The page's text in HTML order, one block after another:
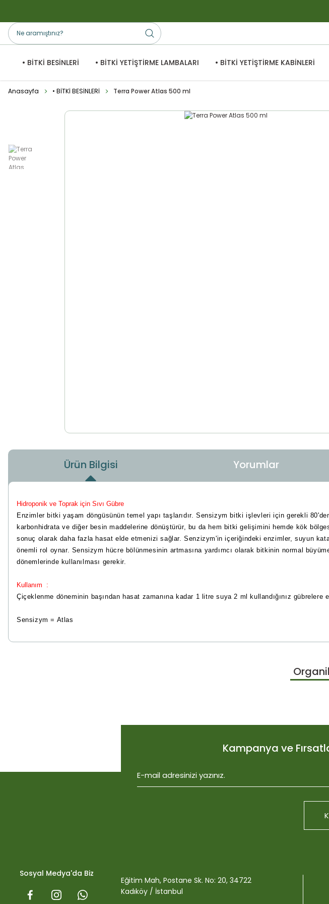
• BİTKİ BESİNLERİ • BİTKİ YETİŞTİRME LAMBALARI • BİTKİ YETİŞTİRME KABİNLERİ
Anasayfa • BİTKİ BESİNLERİ Terra Power Atlas 500 ml
Ürün Bilgisi Yorumlar
Hidroponik ve Toprak için Sıvı Gübre
Enzimler bitki yaşam döngüsünün temel yapı taşlarıdır. Sensizym bitki işlevleri için gerekli
karbonhidrata ve diğer besin maddelerine dönüştürür, bu da hem bitki gelişimini hemde kök
sonuç olarak daha fazla hasat elde etmenizi sağlar. Senzizym'in içeriğindeki enzimler, suyun
önemli rol oynar. Sensizym hücre bölünmesinin artmasına yardımcı olarak bitkinin normal
dönemlerinde kullanılması gerekir.
Kullanım :
Çiçeklenme döneminin başından hasat zamanına kadar 1 litre suya 2 ml kullandığınız gübrelere
Sensizym = Atlas
Bu ürüne
Kampanya ve
Sosyal Medya'da Biz
Eğitim Mah, Postane Sk. No: 20, 34722
Kadıköy / İstanbul